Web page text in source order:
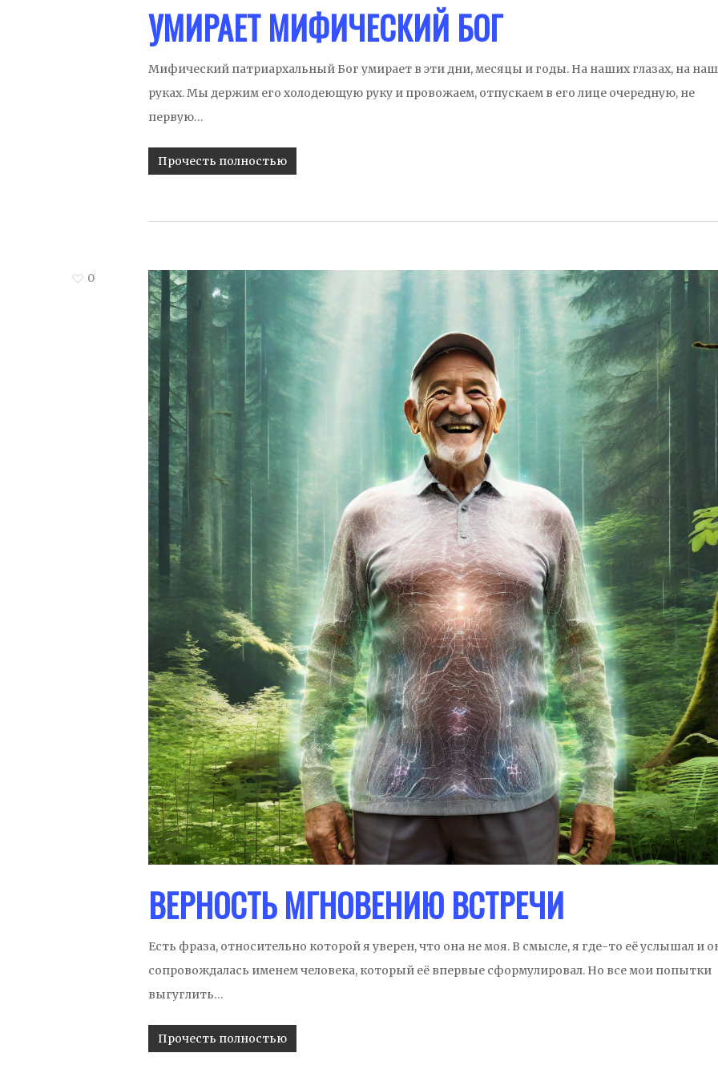
УМИРАЕТ МИФИЧЕСКИЙ БОГ
Мифический патриархальный Бог умирает в эти дни, месяцы и годы. На наших глазах, на
руках. Мы держим его холодеющую руку и провожаем, отпускаем в его лице очередную, не
первую…
Прочесть полностью
0
ВЕРНОСТЬ МГНОВЕНИЮ ВСТРЕЧИ
Есть фраза, относительно которой я уверен, что она не моя. В смысле, я где-то её услышал и
сопровождалась именем человека, который её впервые сформулировал. Но все мои попытки
выгуглить…
Прочесть полностью